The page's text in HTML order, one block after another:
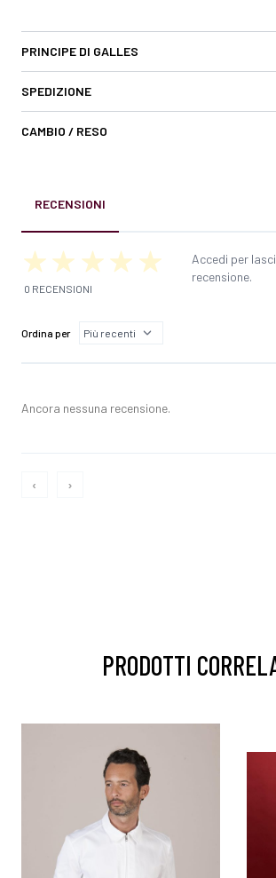
PRINCIPE DI GALLES
SPEDIZIONE
CAMBIO / RESO
RECENSIONI
0 RECENSIONI
Accedi per
recensione.
Ordina per
Ancora nessuna recensione.
‹ ›
PRODOTTI